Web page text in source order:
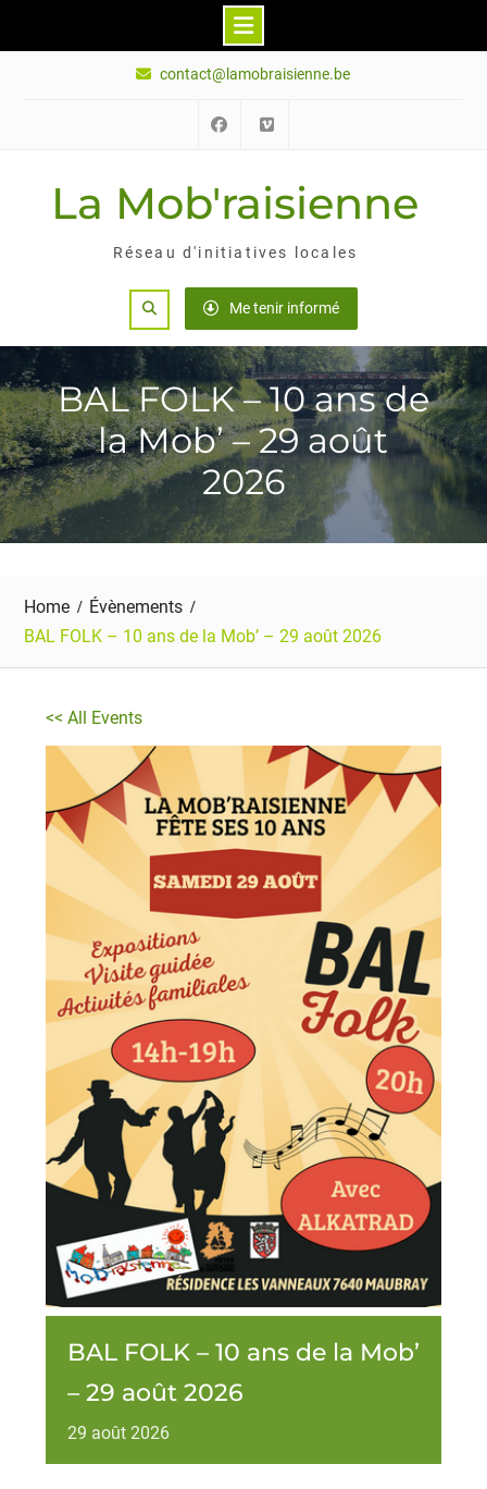
contact@lamobraisienne.be
La Mob'raisienne
Réseau d'initiatives locales
Search Me tenir informé
BAL FOLK – 10 ans de
la Mob’ – 29 août
2026
Home
Évènements
BAL FOLK – 10 ans de la Mob’ – 29 août 2026
<< All Events
BAL FOLK – 10 ans de la Mob’
– 29 août 2026
29 août 2026